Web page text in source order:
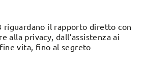
riguardano il rapporto diretto con
alla privacy, dall’assistenza ai
vita, fino al segreto